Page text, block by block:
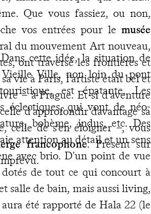
Que vous fassiez, ou non,
vos entrées pour le musée
du mouvement Art nouveau,
ont traversé les frontières et
vie à Paris, l'artiste était bel et
– à Prague. Et si d'aventure
d'approfondir davantage sa
celle de s'en éloigner –, vous
francophone. Présent sur
cette idée, la situation de
Ville, non loin du pont
est épatante. Les
éclectiques, qui vont de néo-
bohème, indus, etc. Des
attention au détail et un sens
avec brio. D'un point de vue
de tout ce qui concourt à
salle de bain, mais aussi living,
été rapporté de Hala 22 (le